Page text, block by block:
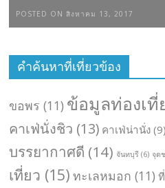
POSTED ON สิงหาคม 13, 2017
คำค้นหาที่เที่ยวข้อง
ขอพร (11) ข้อมูลท่องเที่
คาเฟ่นั่งชิว (13) คาเฟ่น่านั่ง (9)
บรรยากาศดี (14) จันทบุรี (6) จุด
เที่ยว (15) ทะเลหมอก (11)